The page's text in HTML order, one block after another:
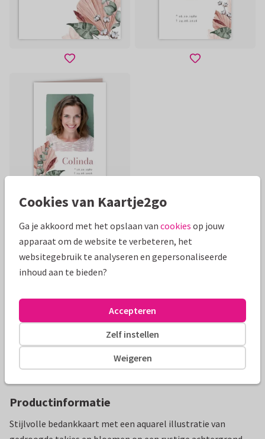
Mooie extra's bij je kaart
Productinformatie
Stijlvolle bedankkaart met een aquarel illustratie van
Cookies van Kaartje2go
Ga je akkoord met het opslaan van cookies op jouw
apparaat om de website te verbeteren, het
websitegebruik te analyseren en gepersonaliseerde
inhoud aan te bieden?
Weigeren
Zelf instellen
Accepteren